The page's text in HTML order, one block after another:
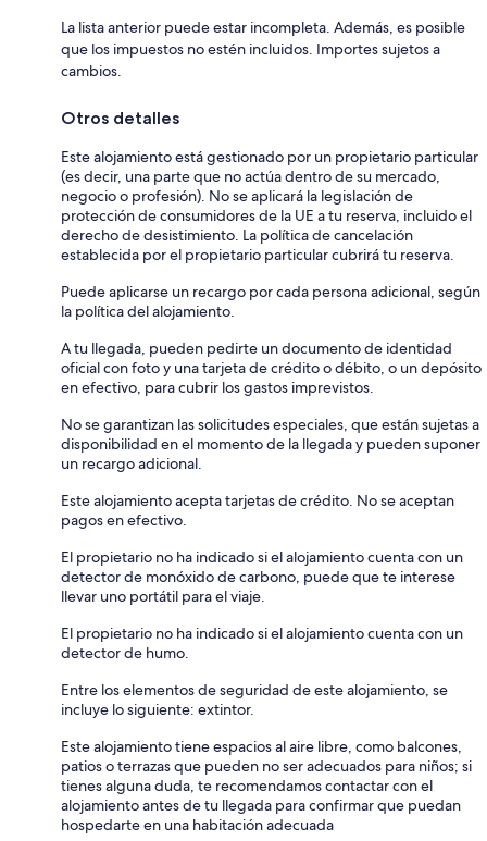
La lista anterior puede estar incompleta. Además, es posible
que los impuestos no estén incluidos. Importes sujetos a
cambios.
Otros detalles
Este alojamiento está gestionado por un propietario particular
(es decir, una parte que no actúa dentro de su mercado,
negocio o profesión). No se aplicará la legislación de
protección de consumidores de la UE a tu reserva, incluido el
derecho de desistimiento. La política de cancelación
establecida por el propietario particular cubrirá tu reserva.
Puede aplicarse un recargo por cada persona adicional, según
la política del alojamiento.
A tu llegada, pueden pedirte un documento de identidad
oficial con foto y una tarjeta de crédito o débito, o un depósito
en efectivo, para cubrir los gastos imprevistos.
No se garantizan las solicitudes especiales, que están sujetas a
disponibilidad en el momento de la llegada y pueden suponer
un recargo adicional.
Este alojamiento acepta tarjetas de crédito. No se aceptan
pagos en efectivo.
El propietario no ha indicado si el alojamiento cuenta con un
detector de monóxido de carbono, puede que te interese
llevar uno portátil para el viaje.
El propietario no ha indicado si el alojamiento cuenta con un
detector de humo.
Entre los elementos de seguridad de este alojamiento, se
incluye lo siguiente: extintor.
Este alojamiento tiene espacios al aire libre, como balcones,
patios o terrazas que pueden no ser adecuados para niños; si
tienes alguna duda, te recomendamos contactar con el
alojamiento antes de tu llegada para confirmar que puedan
hospedarte en una habitación adecuada